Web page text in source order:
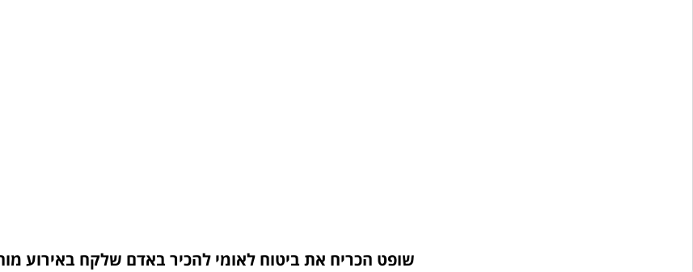
שופט הכריח את ביטוח לאומי להכיר באדם שלקח באירוע